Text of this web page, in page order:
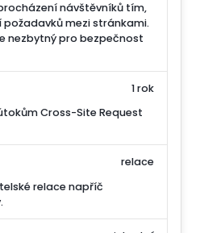
návštěvníků tím,
mezi stránkami.
nezbytný pro bezpečnost
Cross-Site Request
1 rok
relace napříč
relace